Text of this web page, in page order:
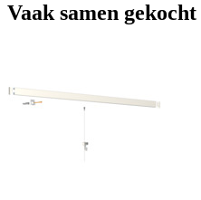
Vaak samen gekocht